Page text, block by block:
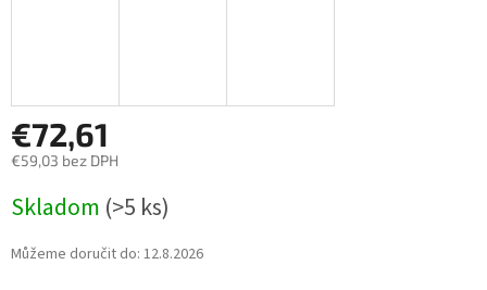
€72,61
€59,03 bez DPH
cena:
Skladom (>5 ks)
Můžeme doručit do: 12.8.2026